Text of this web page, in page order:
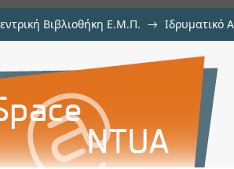
Βιβλιοθήκη Ε.Μ.Π. → Ιδρυματικό
Planning in 3D
Planner with